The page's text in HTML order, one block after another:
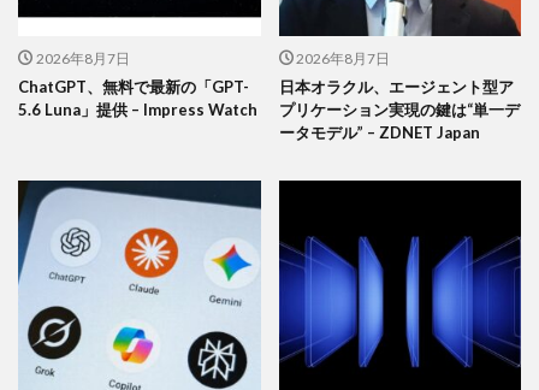
2026年8月7日
ChatGPT、無料で最新の「GPT-
5.6 Luna」提供 – Impress Watch
2026年8月7日
日本オラクル、エージェント型ア
プリケーション実現の鍵は“単一デ
ータモデル” – ZDNET Japan